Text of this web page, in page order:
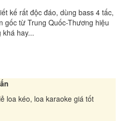
kế rất độc đáo, dùng bass 4 tấc,
gốc từ Trung Quốc-Thương hiệu
hay...